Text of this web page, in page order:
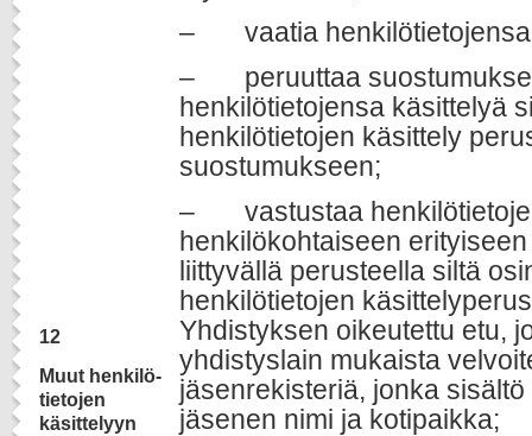
12
Muut henkilö-
tietojen
käsittelyyn
– vaatia henkilötietojensa
– peruuttaa
henkilötietojensa käsittelyä
henkilötietojen käsittely
suostumukseen;
– vastustaa
henkilökohtaiseen
liittyvällä perusteella siltä
henkilötietojen
Yhdistyksen oikeutettu etu,
yhdistyslain mukaista
jäsenrekisteriä, jonka
jäsenen nimi ja kotipaikka;